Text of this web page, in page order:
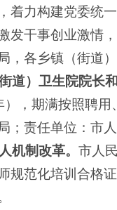
着力构建党委统
发干事创业激情
，各乡镇（街道
道）卫生院院长
），期满按照聘
；责任单位：市
机制改革。市人
规范化培训合格